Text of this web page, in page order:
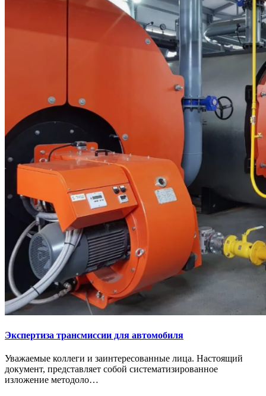
Экспертиза трансмиссии для автомобиля
Уважаемые коллеги и заинтересованные лица. Настоящий
документ, представляет собой систематизированное
изложение методоло…